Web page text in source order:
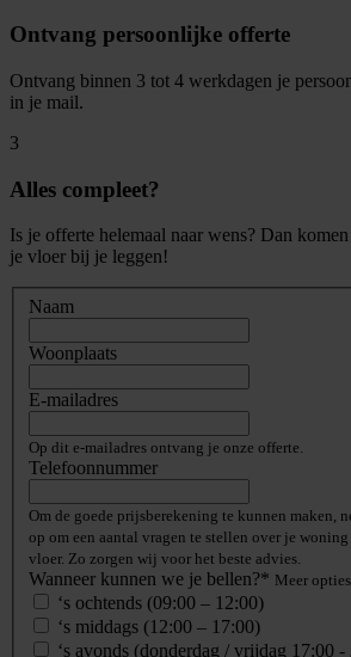
Ontvang persoonlijke offerte
Ontvang binnen 3 tot 4 werkdagen je
in je mail.
3
Alles compleet?
Is je offerte helemaal naar wens? Dan
je vloer bij je leggen!
Naam
Woonplaats
E-mailadres
Op dit e-mailadres ontvang je onze offerte.
Telefoonnummer
Om de goede prijsberekening te kunnen maken,
op om een aantal vragen te stellen over je
vloer. Zo zorgen wij voor het beste advies.
Wanneer kunnen we je bellen?* Meer
‘s ochtends (09:00 – 12:00)
‘s middags (12:00 – 17:00)
‘s avonds (donderdag / vrijdag 17:00 -